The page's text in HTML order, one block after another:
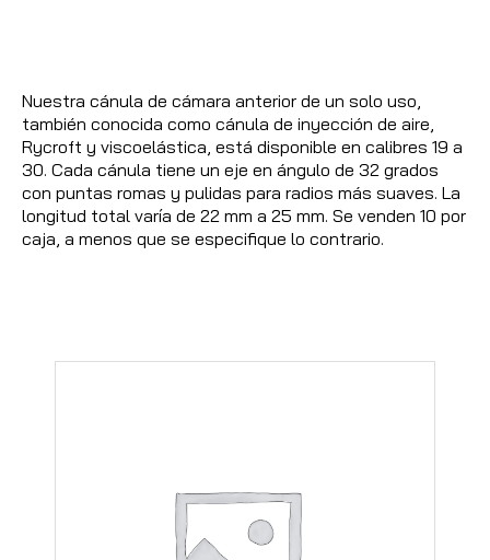
Nuestra cánula de cámara anterior de un solo uso,
también conocida como cánula de inyección de aire,
Rycroft y viscoelástica, está disponible en calibres 19 a
30. Cada cánula tiene un eje en ángulo de 32 grados
con puntas romas y pulidas para radios más suaves. La
longitud total varía de 22 mm a 25 mm. Se venden 10 por
caja, a menos que se especifique lo contrario.